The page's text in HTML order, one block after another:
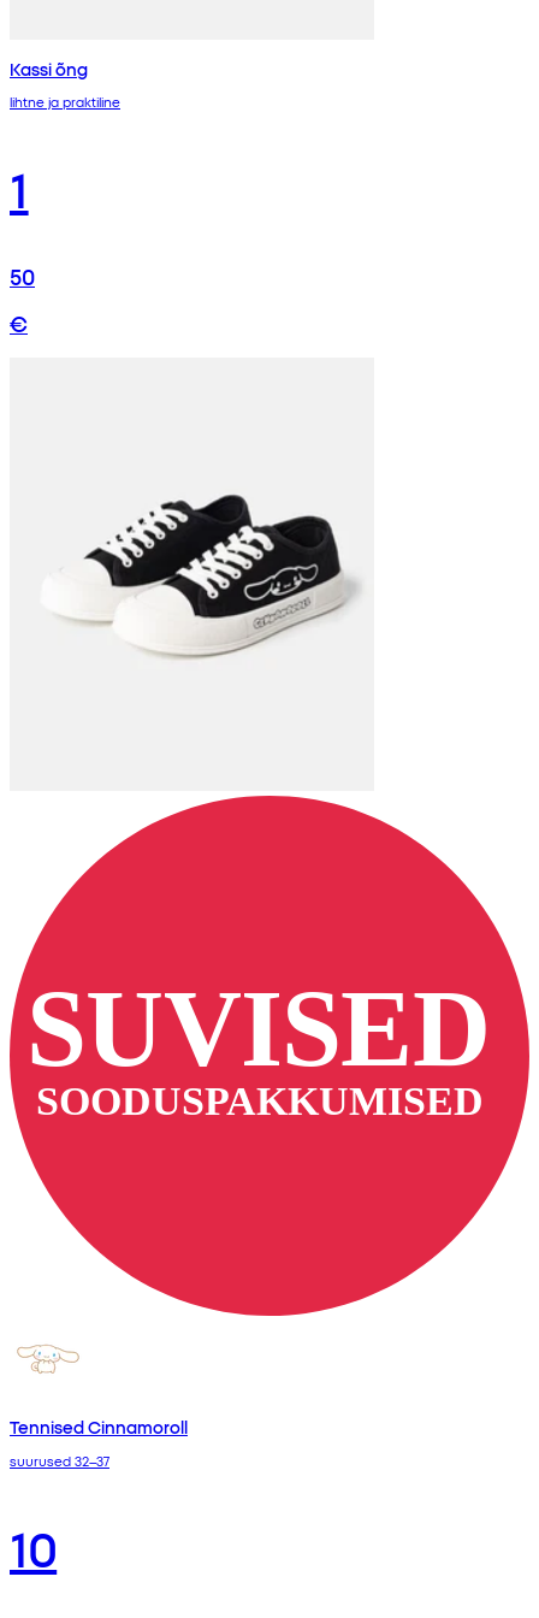
Kassi õng
lihtne ja praktiline
1
50
€
Tennised Cinnamoroll
suurused 32–37
10